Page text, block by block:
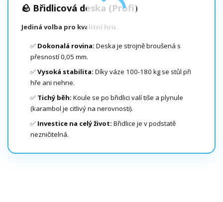
🪨 Břidlicová deska (Profi)
Jediná volba pro kvalitní hru.
✅ Dokonalá rovina: Deska je strojně broušená s
přesností 0,05 mm.
✅Vysoká stabilita: Díky váze 100-180 kg se stůl při
hře ani nehne.
✅ Tichý běh: Koule se po břidlici valí tiše a plynule
(karambol je citlivý na nerovnosti).
✅ Investice na celý život: Břidlice je v podstatě
nezničitelná.